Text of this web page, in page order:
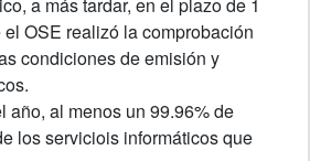
OSE realizó la comprobación
condiciones de emisión y
año, al menos un 99.96% de
los serviciois informáticos que